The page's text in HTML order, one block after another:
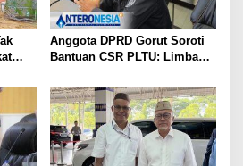
Anggota DPRD Gorut Soroti
Bantuan CSR PLTU: Limbah
Kesehatan Warga Terancam